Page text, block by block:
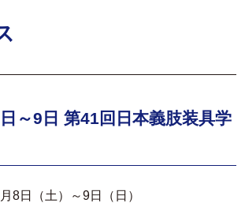
～9日 第41回日本義肢装具学
8日（土）～9日（日）